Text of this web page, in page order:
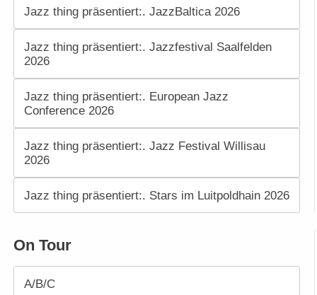
Jazz thing präsentiert:. JazzBaltica 2026
Jazz thing präsentiert:. Jazzfestival Saalfelden
2026
Jazz thing präsentiert:. European Jazz
Conference 2026
Jazz thing präsentiert:. Jazz Festival Willisau
2026
Jazz thing präsentiert:. Stars im Luitpoldhain 2026
On Tour
A/B/C